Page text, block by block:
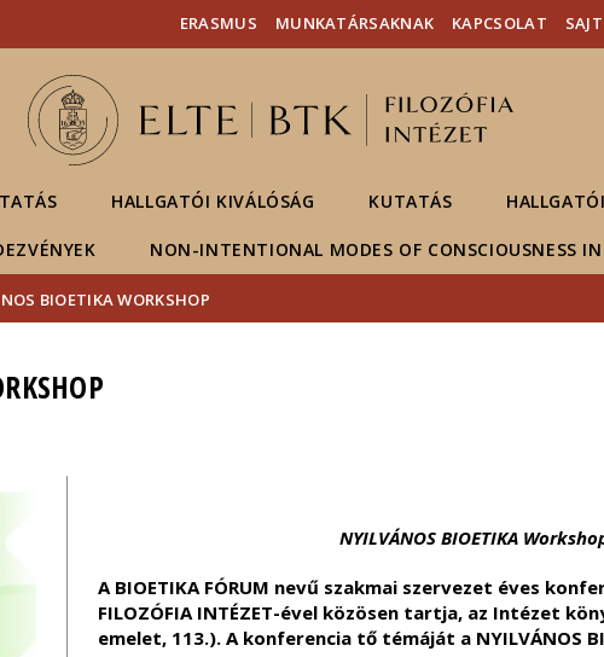
Hírek
Események
ELTE a
ERASMUS MUNKATÁRSAKNAK KAPCSOLAT
HALLGATÓI KIVÁLÓSÁG KUTATÁS
NON-INTENTIONAL MODES OF CONSCIOUSNESS
BIOETIKA WORKSHOP
NYILVÁNOS BIOETIKA
A BIOETIKA FÓRUM nevű szakmai szervezet éves
FILOZÓFIA INTÉZET-ével közösen tartja, az Intézet
emelet, 113.). A konferencia tő témáját a NYILVÁNOS